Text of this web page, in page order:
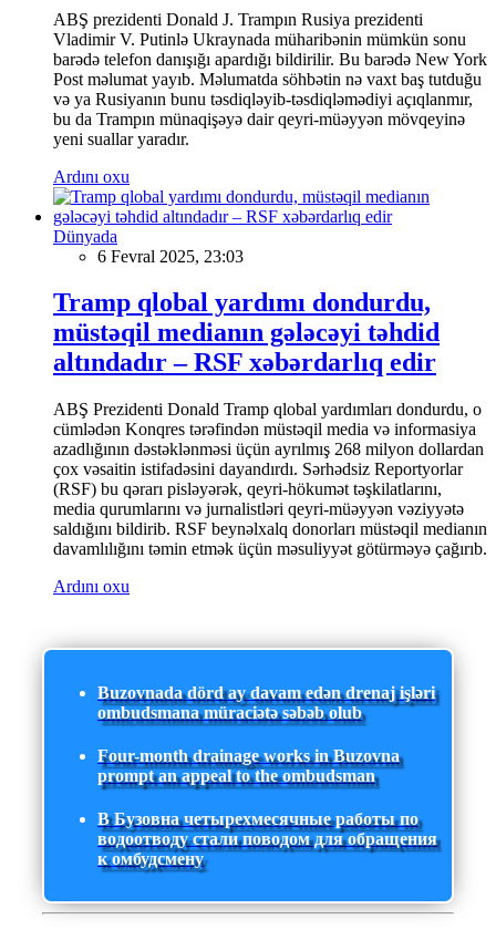
ABŞ prezidenti Donald J. Trampın Rusiya prezidenti
Vladimir V. Putinlə Ukraynada müharibənin mümkün sonu
barədə telefon danışığı apardığı bildirilir. Bu barədə New York
Post məlumat yayıb. Məlumatda söhbətin nə vaxt baş tutduğu
və ya Rusiyanın bunu təsdiqləyib-təsdiqləmədiyi açıqlanmır,
bu da Trampın münaqişəyə dair qeyri-müəyyən mövqeyinə
yeni suallar yaradır.
Ardını oxu
Dünyada
6 Fevral 2025, 23:03
Tramp qlobal yardımı dondurdu,
müstəqil medianın gələcəyi təhdid
altındadır – RSF xəbərdarlıq edir
ABŞ Prezidenti Donald Tramp qlobal yardımları dondurdu, o
cümlədən Konqres tərəfindən müstəqil media və informasiya
azadlığının dəstəklənməsi üçün ayrılmış 268 milyon dollardan
çox vəsaitin istifadəsini dayandırdı. Sərhədsiz Reportyorlar
(RSF) bu qərarı pisləyərək, qeyri-hökumət təşkilatlarını,
media qurumlarını və jurnalistləri qeyri-müəyyən vəziyyətə
saldığını bildirib. RSF beynəlxalq donorları müstəqil medianın
davamlılığını təmin etmək üçün məsuliyyət götürməyə çağırıb.
Ardını oxu
Buzovnada dörd ay davam edən drenaj işləri
ombudsmana müraciətə səbəb olub
Four-month drainage works in Buzovna
prompt an appeal to the ombudsman
В Бузовна четырехмесячные работы по
водоотводу стали поводом для обращения
к омбудсмену